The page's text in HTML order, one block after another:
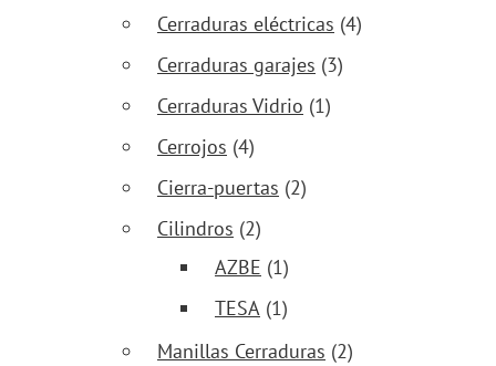
Cerraduras eléctricas (4)
Cerraduras garajes (3)
Cerraduras Vidrio (1)
Cerrojos (4)
Cierra-puertas (2)
Cilindros (2)
AZBE (1)
TESA (1)
Manillas Cerraduras (2)